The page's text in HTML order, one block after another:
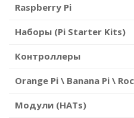
Raspberry Pi
Наборы (Pi Starter Kits)
Контроллеры
Orange Pi \ Banana Pi \
Модули (HATs)